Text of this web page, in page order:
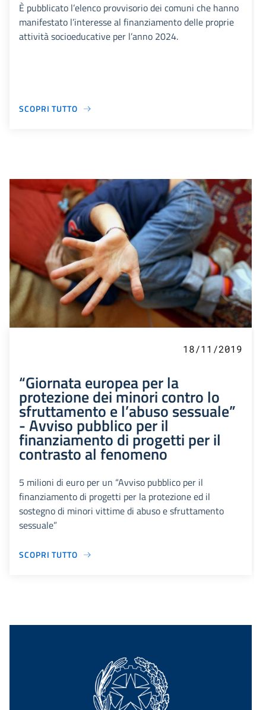
È pubblicato l’elenco provvisorio dei comuni che hanno
manifestato l’interesse al finanziamento delle proprie
attività socioeducative per l’anno 2024.
SCOPRI TUTTO
18/11/2019
“Giornata europea per la
protezione dei minori contro lo
sfruttamento e l’abuso sessuale”
- Avviso pubblico per il
finanziamento di progetti per il
contrasto al fenomeno
5 milioni di euro per un “Avviso pubblico per il
finanziamento di progetti per la protezione ed il
sostegno di minori vittime di abuso e sfruttamento
sessuale”
SCOPRI TUTTO